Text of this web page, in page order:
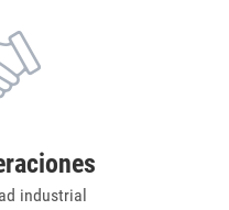
industrial